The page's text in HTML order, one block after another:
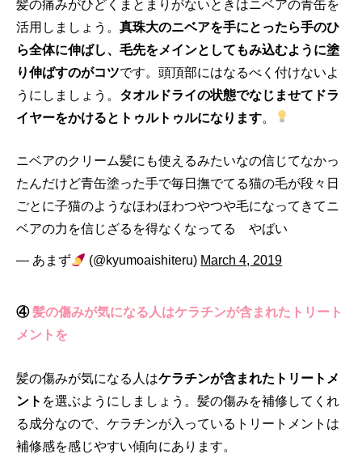
髪の痛みがひどくまとまりがないときはニベアの青缶を
活用しましょう。 真珠大のニベアを手にとったら手のひ
ら全体に伸ばし、毛先をメインとしてもみ込むように塗
り伸ばすのがコツです。頭頂部にはなるべく付けないよ
うにしましょう。 タオルドライの状態でなじませてドラ
イヤーをかけるとトゥルトゥルになります。
ニベアのクリーム髪にも使えるみたいなの信じてなかっ
たんだけど青缶塗った手で毎日撫でてる猫の毛が段々日
ごとに子猫のようなほわほわつやつや毛になってきてニ
ベアの力を信じざるを得なくなってる やばい
— あまず (@kyumoaishiteru) March 4, 2019
④髪の傷みが気になる人はケラチンが含まれたトリート
メントを
髪の傷みが気になる人はケラチンが含まれたトリートメ
ント を選ぶようにしましょう。髪の傷みを補修してくれ
る成分なので、ケラチンが入っているトリートメントは
補修感を感じやすい傾向にあります。